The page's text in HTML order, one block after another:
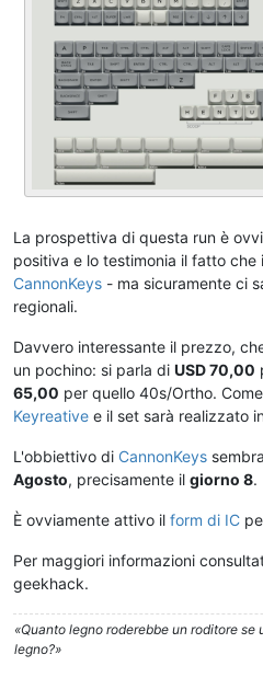
La prospettiva di questa run è
positiva e lo testimonia il fatto che
CannonKeys - ma sicuramente ci
regionali.
Davvero interessante il prezzo,
un pochino: si parla di USD 70,00
65,00 per quello 40s/Ortho.
Keyreative e il set sarà realizzato
L'obbiettivo di CannonKeys
Agosto, precisamente il giorno 8.
È ovviamente attivo il form di IC
Per maggiori informazioni
geekhack.
«Quanto legno roderebbe un roditore se
legno?»